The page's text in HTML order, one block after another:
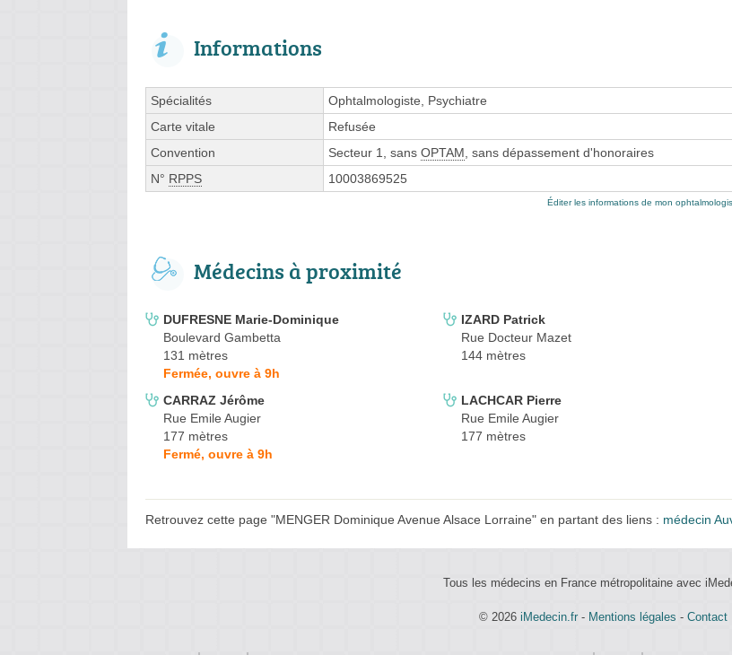
Informations
Spécialités
Ophtalmologiste, Psychiatre
Carte vitale
Refusée
Convention
Secteur 1, sans OPTAM , sans dépassement d'honoraires
N° RPPS 10003869525
Éditer les informations de mon
Médecins à proximité
DUFRESNE Marie-Dominique
Boulevard Gambetta
131 mètres
Fermée, ouvre à 9h
IZARD Patrick
Rue Docteur Mazet
144 mètres
CARRAZ Jérôme
Rue Emile Augier
177 mètres
Fermé, ouvre à 9h
LACHCAR Pierre
Rue Emile Augier
177 mètres
Retrouvez cette page "MENGER Dominique Avenue Alsace Lorraine" en partant des liens : médecin
Tous les médecins en France métropolitaine avec
© 2026 iMedecin.fr - Mentions légales - Contact